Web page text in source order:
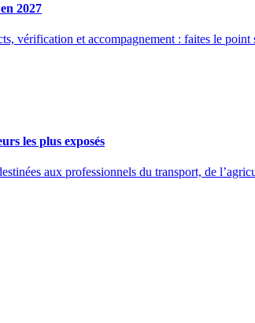
2027
vérification et accompagnement : faites le point
les plus exposés
aux professionnels du transport, de